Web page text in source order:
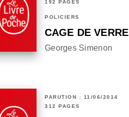
192 PAGES
POLICIERS
CAGE DE VERRE
Georges Simenon
PARUTION : 11/06/2014
312 PAGES